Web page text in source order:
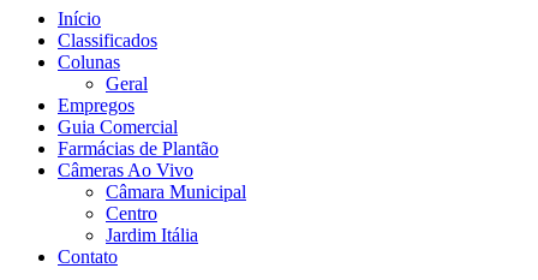
Início
Classificados
Colunas
Geral
Empregos
Guia Comercial
Farmácias de Plantão
Câmeras Ao Vivo
Câmara Municipal
Centro
Jardim Itália
Contato